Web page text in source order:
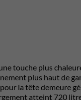
touche plus
plus haut de
la tête demeure
atteint 720